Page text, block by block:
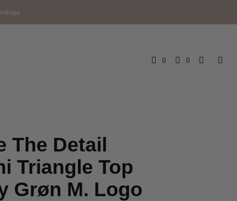
0 0
The Detail
Triangle Top
Grøn M. Logo